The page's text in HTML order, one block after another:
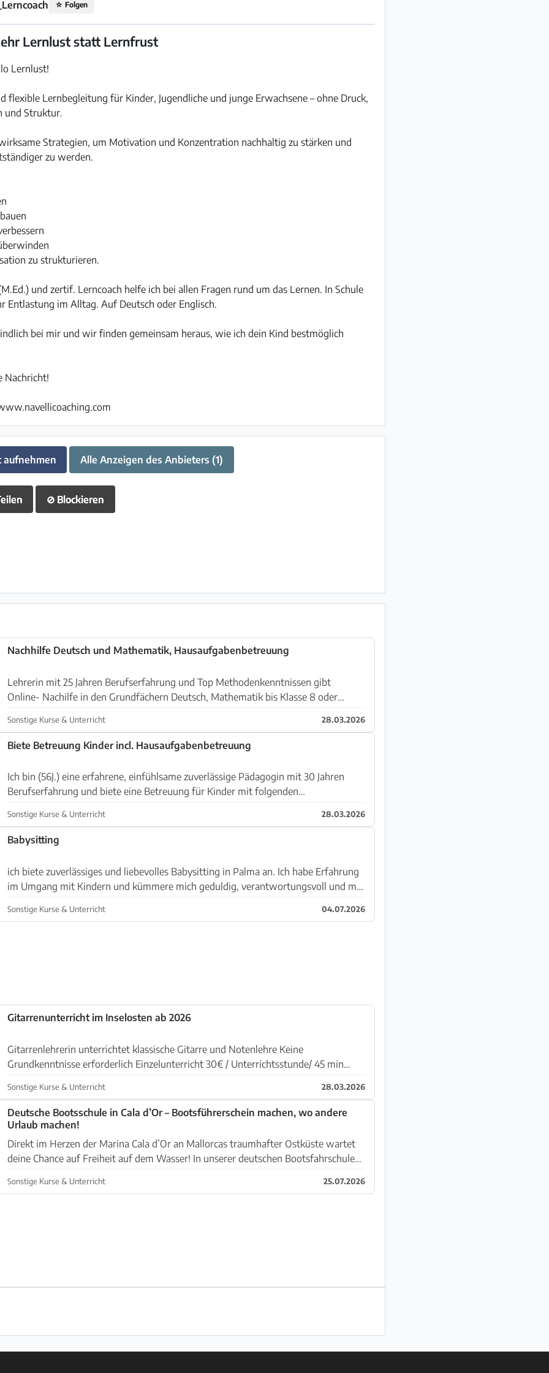
☆ Folgen
Lernlust statt Lernfrust
Lernlust!
flexible Lernbegleitung für Kinder, Jugendliche und junge Erwachsene – ohne Druck,
und Struktur.
Strategien, um Motivation und Konzentration nachhaltig zu stärken und
zu werden.
zu strukturieren.
und zertif. Lerncoach helfe ich bei allen Fragen rund um das Lernen. In Schule
Entlastung im Alltag. Auf Deutsch oder Englisch.
bei mir und wir finden gemeinsam heraus, wie ich dein Kind bestmöglich
Nachricht!
aufnehmen Alle Anzeigen des Anbieters (1)
⊘ Blockieren
Nachhilfe Deutsch und Mathematik, Hausaufgabenbetreuung
Lehrerin mit 25 Jahren Berufserfahrung und Top Methodenkenntnissen gibt
Online- Nachilfe in den Grundfächern Deutsch, Mathematik bis Klasse 8 oder
Sonstige Kurse & Unterricht 28.03.2026
Biete Betreuung Kinder incl. Hausaufgabenbetreuung
Ich bin (56J.) eine erfahrene, einfühlsame zuverlässige Pädagogin mit 30 Jahren
Berufserfahrung und biete eine Betreuung für Kinder mit folgenden
Sonstige Kurse & Unterricht 28.03.2026
Babysitting
ich biete zuverlässiges und liebevolles Babysitting in Palma an. Ich habe Erfahrung
im Umgang mit Kindern und kümmere mich geduldig, verantwortungsvoll und mit
Sonstige Kurse & Unterricht 04.07.2026
Gitarrenunterricht im Inselosten ab 2026
Gitarrenlehrerin unterrichtet klassische Gitarre und Notenlehre Keine
Grundkenntnisse erforderlich Einzelunterricht 30€ / Unterrichtsstunde/ 45 min
Sonstige Kurse & Unterricht 28.03.2026
Deutsche Bootsschule in Cala d’Or – Bootsführerschein machen, wo andere
Urlaub machen!
Direkt im Herzen der Marina Cala d’Or an Mallorcas traumhafter Ostküste wartet
deine Chance auf Freiheit auf dem Wasser! In unserer deutschen Bootsfahrschule
Sonstige Kurse & Unterricht 25.07.2026